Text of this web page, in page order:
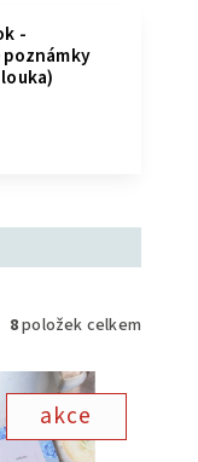
-
8položek celkem
akce